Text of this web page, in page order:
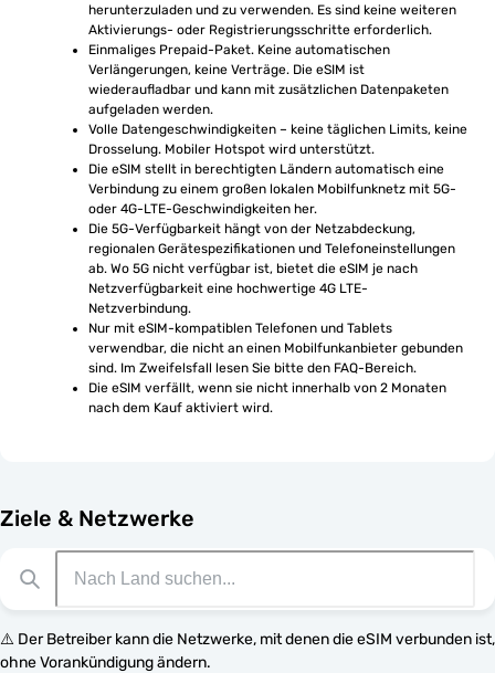
herunterzuladen und zu verwenden. Es sind keine weiteren
Aktivierungs- oder Registrierungsschritte erforderlich.
Einmaliges Prepaid-Paket. Keine automatischen
Verlängerungen, keine Verträge. Die eSIM ist
wiederaufladbar und kann mit zusätzlichen Datenpaketen
aufgeladen werden.
Volle Datengeschwindigkeiten – keine täglichen Limits, keine
Drosselung. Mobiler Hotspot wird unterstützt.
Die eSIM stellt in berechtigten Ländern automatisch eine
Verbindung zu einem großen lokalen Mobilfunknetz mit 5G-
oder 4G-LTE-Geschwindigkeiten her.
Die 5G-Verfügbarkeit hängt von der Netzabdeckung,
regionalen Gerätespezifikationen und Telefoneinstellungen
ab. Wo 5G nicht verfügbar ist, bietet die eSIM je nach
Netzverfügbarkeit eine hochwertige 4G LTE-
Netzverbindung.
Nur mit eSIM-kompatiblen Telefonen und Tablets
verwendbar, die nicht an einen Mobilfunkanbieter gebunden
sind. Im Zweifelsfall lesen Sie bitte den FAQ-Bereich.
Die eSIM verfällt, wenn sie nicht innerhalb von 2 Monaten
nach dem Kauf aktiviert wird.
Ziele & Netzwerke
⚠️ Der Betreiber kann die Netzwerke, mit denen die eSIM verbunden ist,
ohne Vorankündigung ändern.